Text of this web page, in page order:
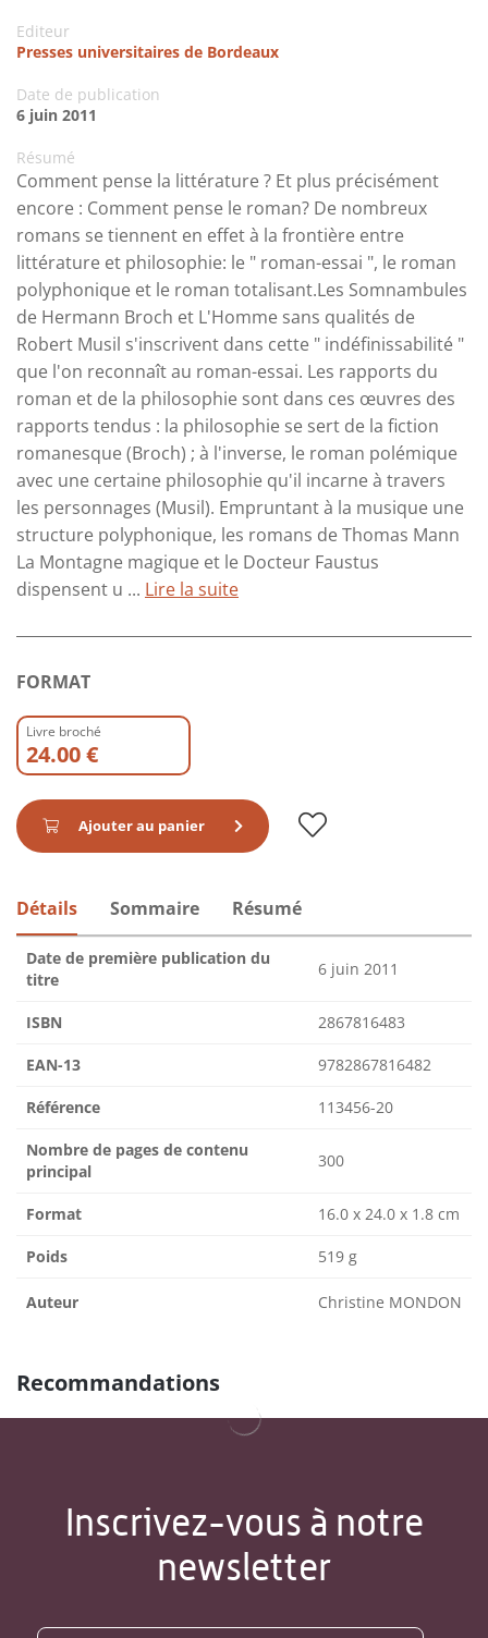
Editeur
Presses universitaires de Bordeaux
Date de publication
6 juin 2011
Résumé
Comment pense la littérature ? Et plus précisément
encore : Comment pense le roman? De nombreux
romans se tiennent en effet à la frontière entre
littérature et philosophie: le " roman-essai ", le roman
polyphonique et le roman totalisant.Les Somnambules
de Hermann Broch et L'Homme sans qualités de
Robert Musil s'inscrivent dans cette " indéfinissabilité "
que l'on reconnaît au roman-essai. Les rapports du
roman et de la philosophie sont dans ces œuvres des
rapports tendus : la philosophie se sert de la fiction
romanesque (Broch) ; à l'inverse, le roman polémique
avec une certaine philosophie qu'il incarne à travers
les personnages (Musil). Empruntant à la musique une
structure polyphonique, les romans de Thomas Mann
La Montagne magique et le Docteur Faustus
dispensent u ... Lire la suite
FORMAT
Livre broché
24.00 €
Ajouter au panier
Détails Sommaire Résumé
Date de première publication du
titre
6 juin 2011
ISBN 2867816483
EAN-13 9782867816482
Référence 113456-20
Nombre de pages de contenu
principal
300
Format 16.0 x 24.0 x 1.8 cm
Poids 519 g
Auteur Christine MONDON
Recommandations
Inscrivez-vous à notre
newsletter